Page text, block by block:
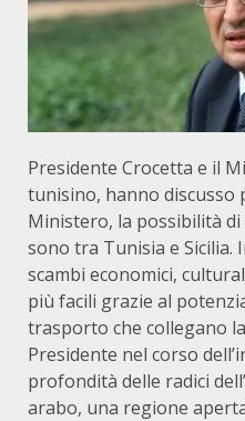
Presidente Crocetta e il
tunisino, hanno discusso
Ministero, la possibilità
sono tra Tunisia e Sicilia.
scambi economici,
più facili grazie al
trasporto che collegano
Presidente nel corso
profondità delle radici
arabo, una regione